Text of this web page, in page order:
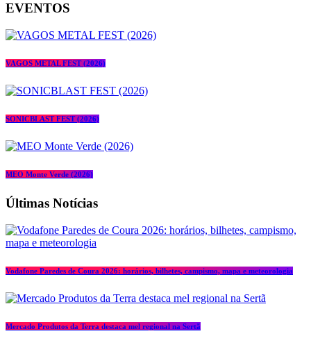
EVENTOS
VAGOS METAL FEST (2026)
SONICBLAST FEST (2026)
MEO Monte Verde (2026)
Últimas Notícias
Vodafone Paredes de Coura 2026: horários, bilhetes, campismo, mapa e meteorologia
Mercado Produtos da Terra destaca mel regional na Sertã